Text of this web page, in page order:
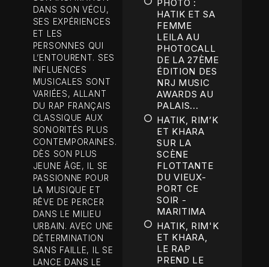
DANS SON VÉCU,
SES EXPÉRIENCES
ET LES
PERSONNES QUI
L’ENTOURENT. SES
INFLUENCES
MUSICALES SONT
VARIÉES, ALLANT
DU RAP FRANÇAIS
CLASSIQUE AUX
SONORITÉS PLUS
CONTEMPORAINES.
DÈS SON PLUS
JEUNE ÂGE, IL SE
PASSIONNE POUR
LA MUSIQUE ET
RÊVE DE PERCER
DANS LE MILIEU
URBAIN. AVEC UNE
DÉTERMINATION
SANS FAILLE, IL SE
LANCE DANS LE
PHOTO :
HATIK ET SA
FEMME
LEILA AU
PHOTOCALL
DE LA 27ÈME
ÉDITION DES
NRJ MUSIC
AWARDS AU
PALAIS...
HATIK, RIM’K
ET KHARA
SUR LA
SCÈNE
FLOTTANTE
DU VIEUX-
PORT CE
SOIR -
MARITIMA
HATIK, RIM'K
ET KHARA,
LE RAP
PREND LE